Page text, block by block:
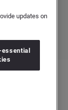
updates on